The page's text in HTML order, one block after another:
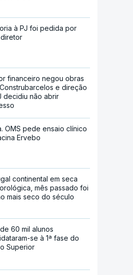
à PJ foi pedida por
financeiro negou obras
e direção
decidiu não abrir
OMS pede ensaio clínico
Ervebo
continental em seca
mês passado foi
mais seco do século
60 mil alunos
se à 1ª fase do
Superior